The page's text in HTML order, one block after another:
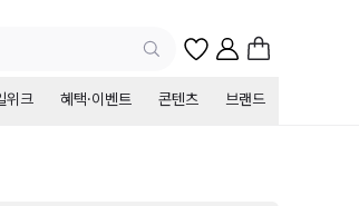
위크 혜택·이벤트 콘텐츠 브랜드